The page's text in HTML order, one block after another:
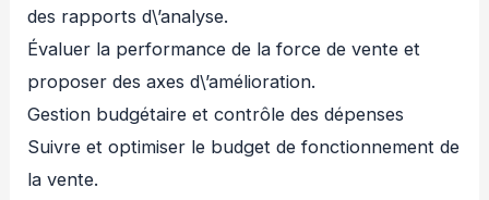
des rapports d\’analyse.
Évaluer la performance de la force de vente et
proposer des axes d\’amélioration.
Gestion budgétaire et contrôle des dépenses
Suivre et optimiser le budget de fonctionnement de
la vente.